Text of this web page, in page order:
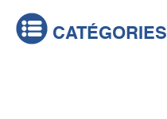
CATÉGORIES